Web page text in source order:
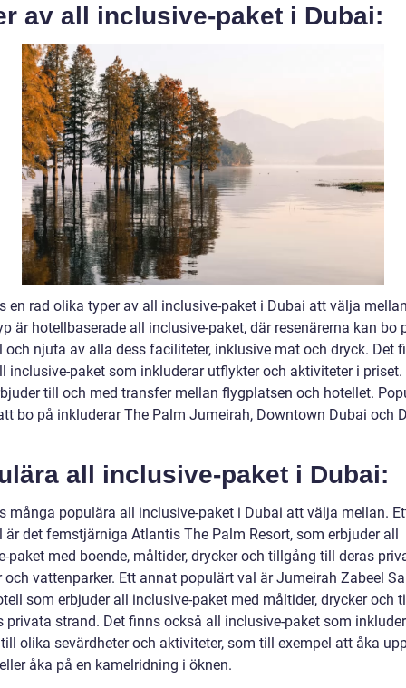
av all inclusive-paket i Dubai:
en rad olika typer av all inclusive-paket i Dubai att välja
är hotellbaserade all inclusive-paket, där resenärerna kan bo
och njuta av alla dess faciliteter, inklusive mat och dryck. Det
inclusive-paket som inkluderar utflykter och aktiviteter i priset.
till och med transfer mellan flygplatsen och hotellet.
bo på inkluderar The Palm Jumeirah, Downtown Dubai och
all inclusive-paket i Dubai:
många populära all inclusive-paket i Dubai att välja mellan.
är det femstjärniga Atlantis The Palm Resort, som erbjuder all
paket med boende, måltider, drycker och tillgång till deras
och vattenparker. Ett annat populärt val är Jumeirah Zabeel
som erbjuder all inclusive-paket med måltider, drycker och
privata strand. Det finns också all inclusive-paket som
olika sevärdheter och aktiviteter, som till exempel att åka
åka på en kamelridning i öknen.